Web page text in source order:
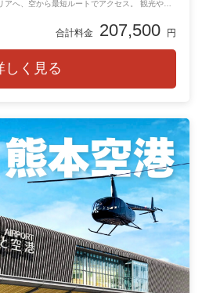
へ、空から最短ルートでアクセス。 観光や温
をぜひご体験ください。
合計料金 207,500 円
しく見る